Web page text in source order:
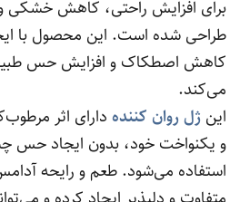
برای افزایش راحتی، کاهش خشکی و
طراحی شده است. این محصول با
کاهش اصطکاک و افزایش حس
می‌کند.
این ژل روان کننده دارای اثر
و یکنواخت خود، بدون ایجاد حس
استفاده می‌شود. طعم و رایحه